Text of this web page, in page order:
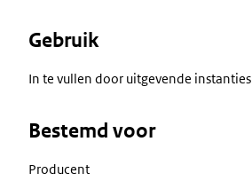
Gebruik
In te vullen door uitgevende instanties
Bestemd voor
Producent